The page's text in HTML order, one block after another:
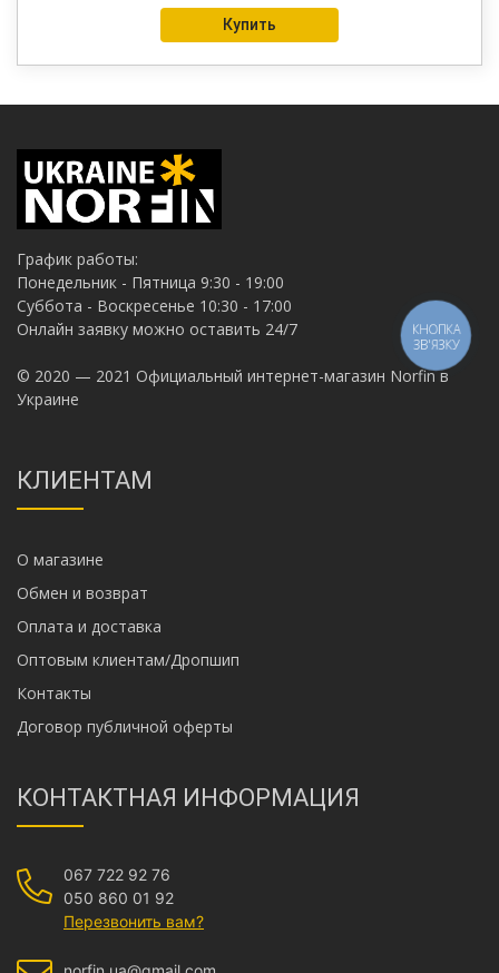
Купить
График работы:
Понедельник - Пятница 9:30 - 19:00
Суббота - Воскресенье 10:30 - 17:00
Онлайн заявку можно оставить 24/7
© 2020 — 2021 Официальный интернет-магазин Norfin в
Украине
КЛИЕНТАМ
О магазине
Обмен и возврат
Оплата и доставка
Оптовым клиентам/Дропшип
Контакты
Договор публичной оферты
КОНТАКТНАЯ ИНФОРМАЦИЯ
067 722 92 76
050 860 01 92
Перезвонить вам?
КНОПКА
ЗВ'ЯЗКУ